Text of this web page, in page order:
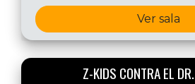
Ver sala
Z-KIDS CONTRA EL